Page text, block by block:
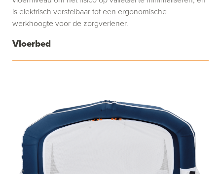
Vloerbed
is elektrisch verstelbaar tot een ergonomische
werkhoogte voor de zorgverlener.